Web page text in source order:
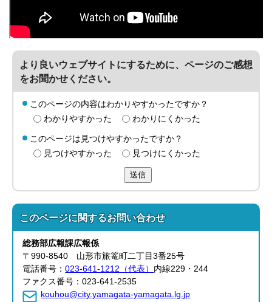
より良いウェブサイトにするために、ページのご感想
をお聞かせください。
このページの内容はわかりやすかったですか？
わかりやすかった
わかりにくかった
このページは見つけやすかったですか？
見つけやすかった
見つけにくかった
送信
このページに関するお問い合わせ
総務部広報課広報係
〒990-8540 山形市旅篭町二丁目3番25号
電話番号：023-641-1212（代表） 内線229・244
ファクス番号：023-641-2535
kouhou@city.yamagata-yamagata.lg.jp